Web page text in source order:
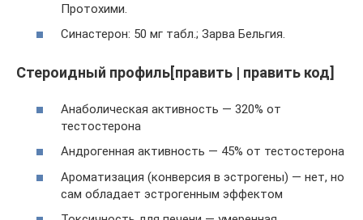
Протохими.
Синастерон: 50 мг табл.; Зарва Бельгия.
Стероидный профиль[править | править код]
Анаболическая активность — 320% от
тестостерона
Андрогенная активность — 45% от тестостерона
Ароматизация (конверсия в эстрогены) — нет, но
сам обладает эстрогенным эффектом